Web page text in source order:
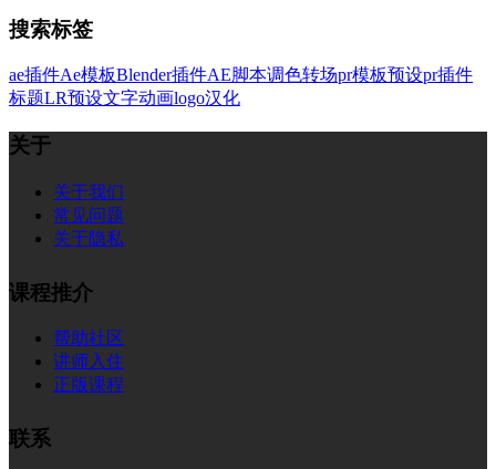
搜索标签
ae插件Ae模板Blender插件AE脚本调色转场pr模板预设pr插件
标题LR预设文字动画logo汉化
关于
关于我们
常见问题
关于隐私
课程推介
帮助社区
讲师入住
正版课程
联系